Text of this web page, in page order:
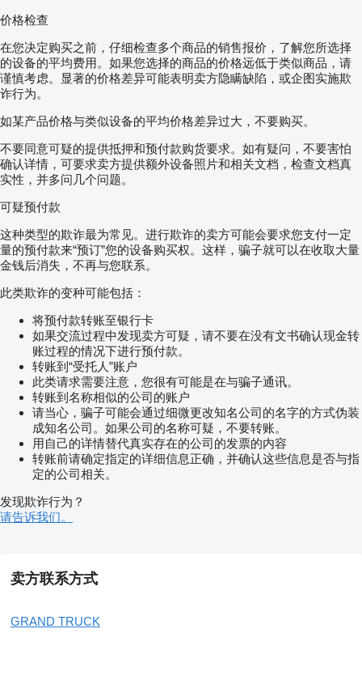
价格检查
在您决定购买之前，仔细检查多个商品的销售报价，了解您所选择
的设备的平均费用。如果您选择的商品的价格远低于类似商品，请
谨慎考虑。显著的价格差异可能表明卖方隐瞒缺陷，或企图实施欺
诈行为。
如某产品价格与类似设备的平均价格差异过大，不要购买。
不要同意可疑的提供抵押和预付款购货要求。如有疑问，不要害怕
确认详情，可要求卖方提供额外设备照片和相关文档，检查文档真
实性，并多问几个问题。
可疑预付款
这种类型的欺诈最为常见。进行欺诈的卖方可能会要求您支付一定
量的预付款来“预订”您的设备购买权。这样，骗子就可以在收取大量
金钱后消失，不再与您联系。
此类欺诈的变种可能包括：
将预付款转账至银行卡
如果交流过程中发现卖方可疑，请不要在没有文书确认现金转
账过程的情况下进行预付款。
转账到“受托人”账户
此类请求需要注意，您很有可能是在与骗子通讯。
转账到名称相似的公司的账户
请当心，骗子可能会通过细微更改知名公司的名字的方式伪装
成知名公司。如果公司的名称可疑，不要转账。
用自己的详情替代真实存在的公司的发票的内容
转账前请确定指定的详细信息正确，并确认这些信息是否与指
定的公司相关。
发现欺诈行为？
请告诉我们。
卖方联系方式
GRAND TRUCK